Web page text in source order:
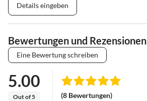
Details eingeben
Bewertungen und Rezensionen
Eine Bewertung schreiben
5.00
Out of 5 (8 Bewertungen)